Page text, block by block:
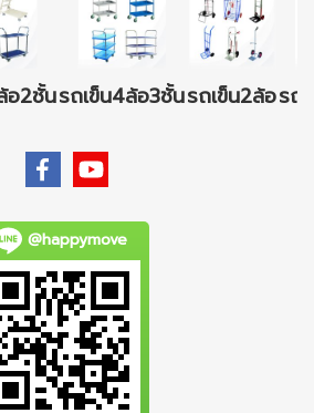
อ2ชั้นรถเข็น4ล้อ3ชั้นรถเข็น2ล้อรถ
@happymove